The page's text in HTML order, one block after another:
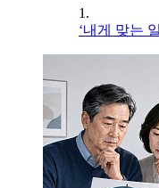
1.
‘내게 맞는